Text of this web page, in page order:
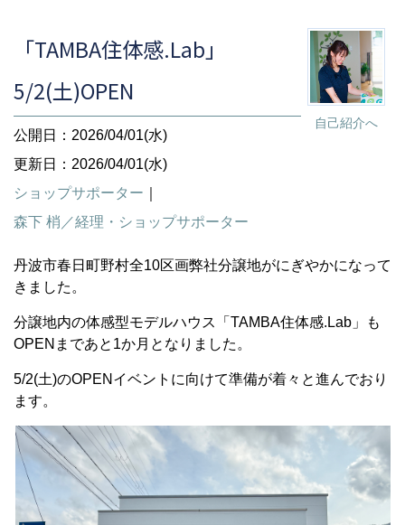
自己紹介へ
「TAMBA住体感.Lab」
5/2(土)OPEN
公開日：2026/04/01(水)
更新日：2026/04/01(水)
ショップサポーター
森下 梢／経理・ショップサポーター
丹波市春日町野村全10区画弊社分譲地がにぎやかになって
きました。
分譲地内の体感型モデルハウス「TAMBA住体感.Lab」も
OPENまであと1か月となりました。
5/2(土)のOPENイベントに向けて準備が着々と進んでおり
ます。